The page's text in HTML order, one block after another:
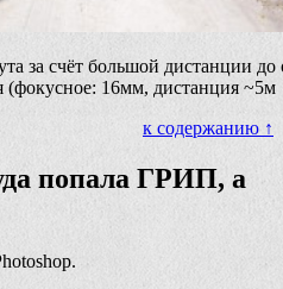
за счёт большой дистанции до
(фокусное: 16мм, дистанция ~5м
к содержанию ↑
попала ГРИП, а